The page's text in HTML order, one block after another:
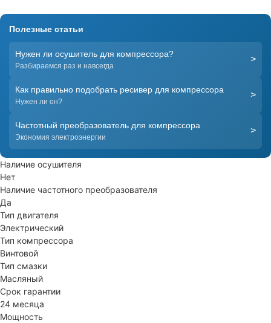
Полезные статьи
Нужен ли осушитель для компрессора?
Разбираемся раз и навсегда
>
Как правильно подобрать ресивер для компрессора
Нужен ли он?
>
Частотный преобразователь для компрессора
Экономия электроэнергии
>
Наличие осушителя
Нет
Наличие частотного преобразователя
Да
Тип двигателя
Электрический
Тип компрессора
Винтовой
Тип смазки
Масляный
Срок гарантии
24 месяца
Мощность